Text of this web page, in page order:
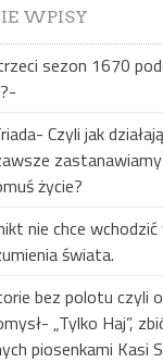
WPISY
sezon 1670
Czyli jak
życie?
nie chce wchodzić
świata.
bez polotu czyli
„Tylko Haj”,
piosenkami Kasi